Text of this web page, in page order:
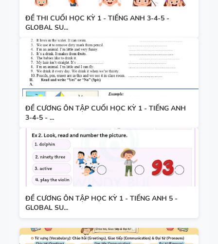
ĐỀ THI CUỐI HỌC KỲ 1 - TIẾNG ANH 3-4-5 -
GLOBAL SU...
ĐỀ CƯƠNG ÔN TẬP CUỐI HỌC KỲ 1 - TIẾNG ANH
3-4-5 - ...
ĐỀ CƯƠNG ÔN TẬP HỌC KỲ 1 - TIẾNG ANH 5 -
GLOBAL SU...